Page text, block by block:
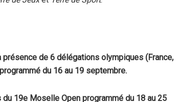
de 6 délégations olympiques (France,
du 16 au 19 septembre.
19e Moselle Open programmé du 18 au 25